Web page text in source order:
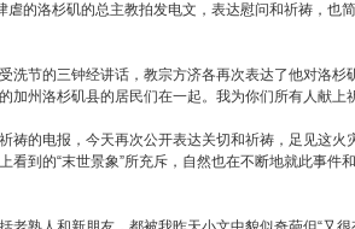
虐的洛杉矶的总主教拍发电文，表达慰问和祈祷，也
洗节的三钟经讲话，教宗方济各再次表达了他对洛杉
加州洛杉矶县的居民们在一起。我为你们所有人献上
祷的电报，今天再次公开表达关切和祈祷，足见这火
看到的“末世景象”所充斥，自然也在不断地就此事件